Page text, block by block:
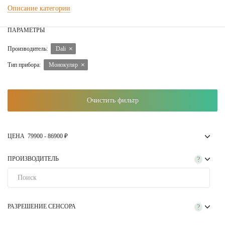
дичи, который можно носить в руках, то модели S240 отлично для
этого подойдут. Конечно стоимость приборов сказывается на
распознавания животных на небольших и средних дистанциях.
Описание категории
ПАРАМЕТРЫ
Производитель: Dali
Тип прибора: Монокуляр
Очистить фильтр
ЦЕНА 79900 - 86900 ₽
?
ПРОИЗВОДИТЕЛЬ
?
РАЗРЕШЕНИЕ СЕНСОРА